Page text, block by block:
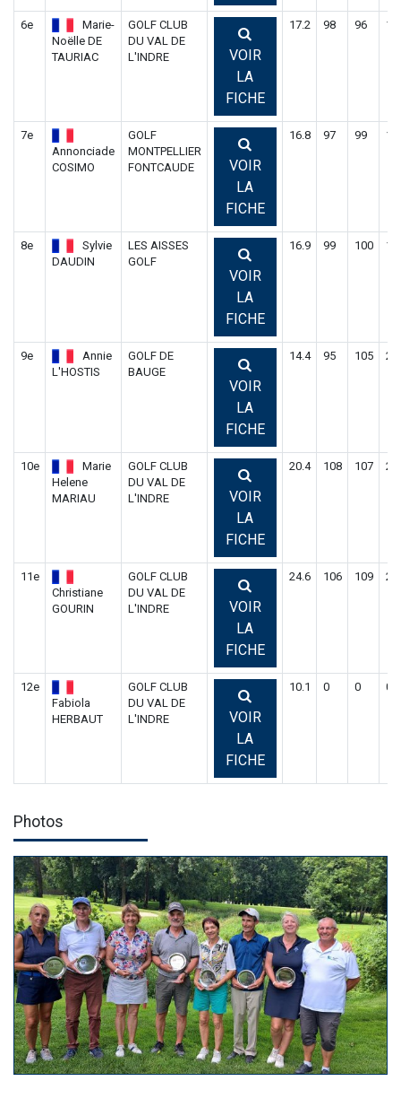
6e
Marie-
Noëlle DE
TAURIAC
GOLF CLUB
DU VAL DE
L'INDRE
VOIR
LA
FICHE
17.2 98 96
7e
Annonciade
COSIMO
GOLF
MONTPELLIER
FONTCAUDE
VOIR
LA
FICHE
16.8 97 99
8e
Sylvie
DAUDIN
LES AISSES
GOLF
VOIR
LA
FICHE
16.9 99 100
9e
Annie
L'HOSTIS
GOLF DE
BAUGE
VOIR
LA
FICHE
14.4 95 105
10e
Marie
Helene
MARIAU
GOLF CLUB
DU VAL DE
L'INDRE
VOIR
LA
FICHE
20.4 108 107
11e
Christiane
GOURIN
GOLF CLUB
DU VAL DE
L'INDRE
VOIR
LA
FICHE
24.6 106 109
12e
Fabiola
HERBAUT
GOLF CLUB
DU VAL DE
L'INDRE
VOIR
LA
FICHE
10.1 0 0 0
Photos